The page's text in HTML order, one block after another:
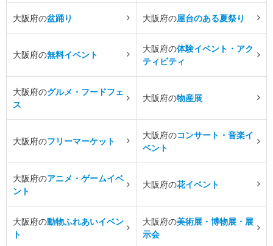
大阪府の盆踊り 大阪府の屋台のある夏祭り
大阪府の無料イベント
大阪府の体験イベント・アク
ティビティ
大阪府のグルメ・フードフェ
ス
大阪府の物産展
大阪府のフリーマーケット
大阪府のコンサート・音楽イ
ベント
大阪府のアニメ・ゲームイベ
ント
大阪府の花イベント
大阪府の動物ふれあいイベン
ト
大阪府の美術展・博物展・展
示会